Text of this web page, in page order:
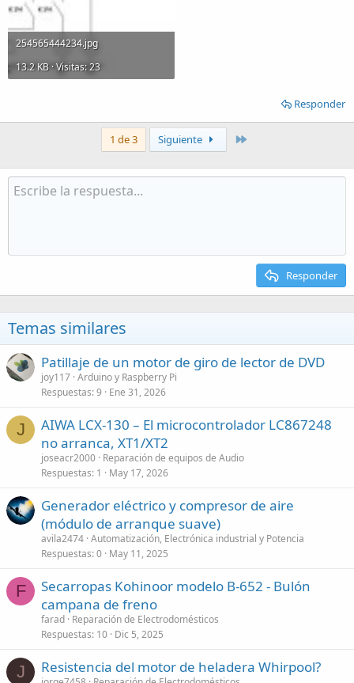
254565444234.jpg
13.2 KB · Visitas: 23
Responder
1 de 3 Siguiente
Responder
Temas similares
Patillaje de un motor de giro de lector de DVD
joy117 Arduino y Raspberry Pi
Respuestas 9 Ene 31, 2026
J
AIWA LCX-130 – El microcontrolador LC867248
no arranca, XT1/XT2
joseacr2000 Reparación de equipos de Audio
Respuestas 1 May 17, 2026
Generador eléctrico y compresor de aire
(módulo de arranque suave)
avila2474 Automatización, Electrónica industrial y Potencia
Respuestas 0 May 11, 2025
F
Secarropas Kohinoor modelo B-652 - Bulón
campana de freno
farad Reparación de Electrodomésticos
Respuestas 10 Dic 5, 2025
J Resistencia del motor de heladera Whirpool?